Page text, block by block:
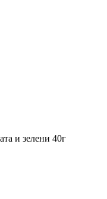
и зелени 40г